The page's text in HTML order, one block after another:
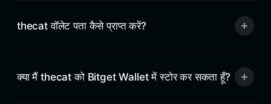
thecat वॉलेट पता कैसे प्राप्त करें?
क्या मैं thecat को Bitget Wallet में स्टोर कर सकता हूँ?